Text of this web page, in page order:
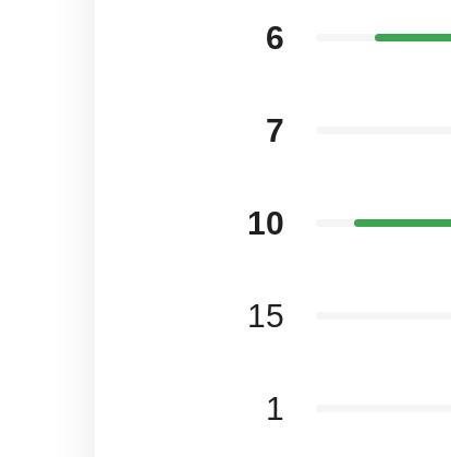
6
7
10
15
1